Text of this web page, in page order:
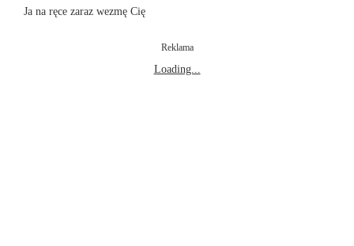
Ja na ręce zaraz wezmę Cię
Reklama
Loading...